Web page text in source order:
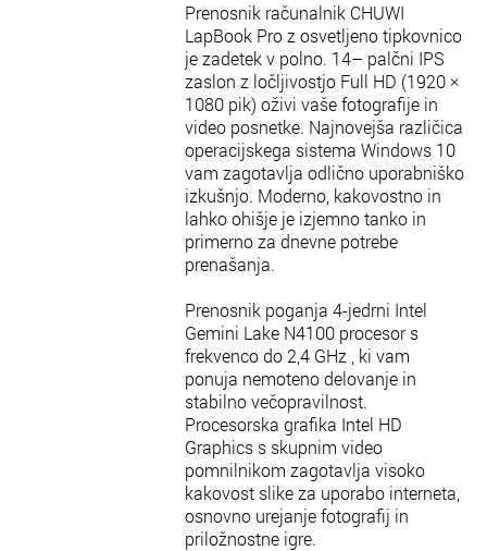
Prenosnik računalnik CHUWI
LapBook Pro z osvetljeno tipkovnico
je zadetek v polno. 14– palčni IPS
zaslon z ločljivostjo Full HD (1920 ×
1080 pik) oživi vaše fotografije in
video posnetke. Najnovejša različica
operacijskega sistema Windows 10
vam zagotavlja odlično uporabniško
izkušnjo. Moderno, kakovostno in
lahko ohišje je izjemno tanko in
primerno za dnevne potrebe
prenašanja.
Prenosnik poganja 4-jedrni Intel
Gemini Lake N4100 procesor s
frekvenco do 2,4 GHz , ki vam
ponuja nemoteno delovanje in
stabilno večopravilnost.
Procesorska grafika Intel HD
Graphics s skupnim video
pomnilnikom zagotavlja visoko
kakovost slike za uporabo interneta,
osnovno urejanje fotografij in
priložnostne igre.